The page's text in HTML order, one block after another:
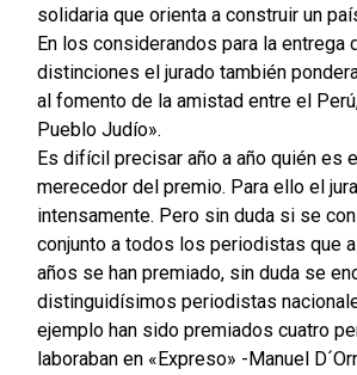
solidaria que orienta a construir un
En los considerandos para la entrega
distinciones el jurado también
al fomento de la amistad entre el
Pueblo Judío».
Es difícil precisar año a año quién es
merecedor del premio. Para ello el
intensamente. Pero sin duda si se
conjunto a todos los periodistas que
años se han premiado, sin duda se
distinguidísimos periodistas
ejemplo han sido premiados cuatro
laboraban en «Expreso» -Manuel